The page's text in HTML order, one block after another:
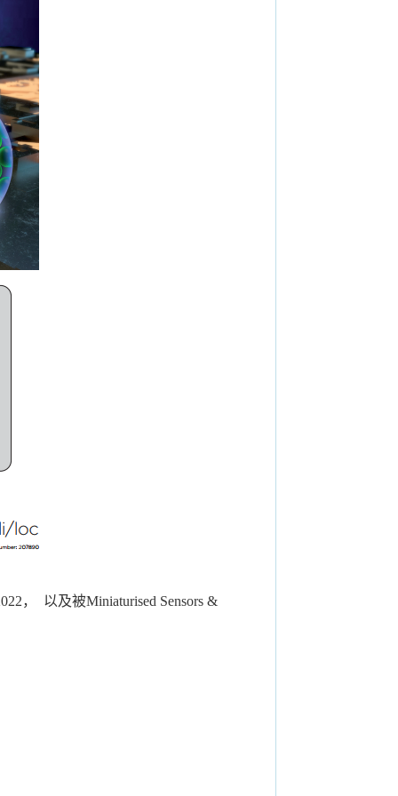
， 以及被Miniaturised Sensors &